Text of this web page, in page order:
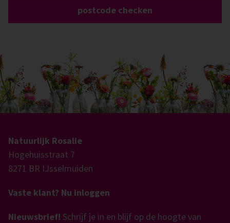
postcode checken
Natuurlijk Rosalie
Hogehuisstraat 7
8271 BR IJsselmuiden
Vaste klant? Nu inloggen
Nieuwsbrief! Schrijf je in en blijf op de hoogte van